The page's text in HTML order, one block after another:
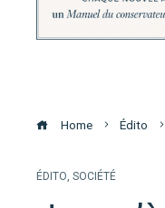
Home Édito
ÉDITO, SOCIÉTÉ